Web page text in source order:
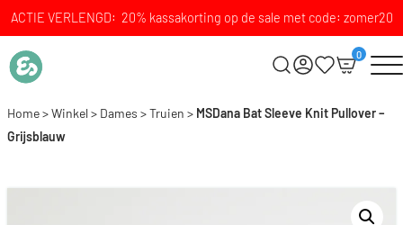
ACTIE VERLENGD: 20% kassakorting op de sale met code: zomer20
0
Home>Winkel> Dames >Truien > MSDana Bat Sleeve Knit Pullover –
Grijsblauw